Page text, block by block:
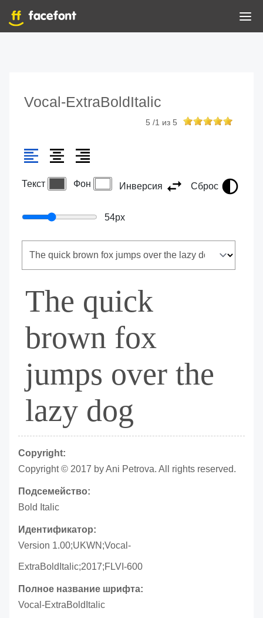
Vocal-ExtraBoldItalic
5 /1 из 5
Текст Фон Инверсия Сброс
54px
The quick
brown fox
jumps over the
lazy dog
Copyright:
Copyright © 2017 by Ani Petrova. All rights reserved.
Подсемейство:
Bold Italic
Идентификатор:
Version 1.00;UKWN;Vocal-
ExtraBoldItalic;2017;FLVI-600
Полное название шрифта:
Vocal-ExtraBoldItalic